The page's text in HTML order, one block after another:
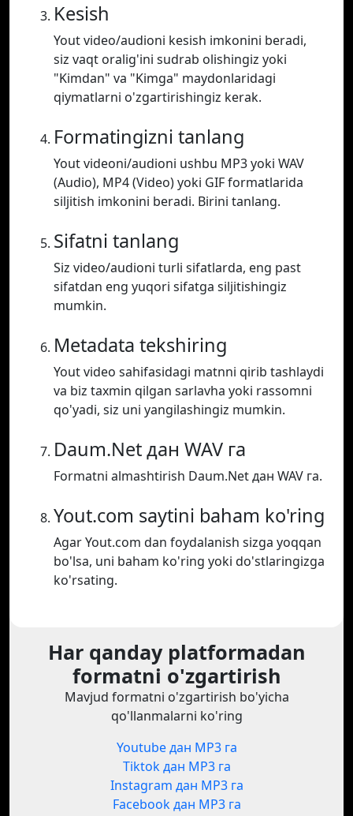
Kesish
Yout video/audioni kesish imkonini beradi,
siz vaqt oralig'ini sudrab olishingiz yoki
"Kimdan" va "Kimga" maydonlaridagi
qiymatlarni o'zgartirishingiz kerak.
Formatingizni tanlang
Yout videoni/audioni ushbu MP3 yoki WAV
(Audio), MP4 (Video) yoki GIF formatlarida
siljitish imkonini beradi. Birini tanlang.
Sifatni tanlang
Siz video/audioni turli sifatlarda, eng past
sifatdan eng yuqori sifatga siljitishingiz
mumkin.
Metadata tekshiring
Yout video sahifasidagi matnni qirib tashlaydi
va biz taxmin qilgan sarlavha yoki rassomni
qo'yadi, siz uni yangilashingiz mumkin.
Daum.Net дан WAV га
Formatni almashtirish Daum.Net дан WAV га.
Yout.com saytini baham ko'ring
Agar Yout.com dan foydalanish sizga yoqqan
bo'lsa, uni baham ko'ring yoki do'stlaringizga
ko'rsating.
Har qanday platformadan
formatni o'zgartirish
Mavjud formatni o'zgartirish bo'yicha
qo'llanmalarni ko'ring
Youtube дан MP3 га
Tiktok дан MP3 га
Instagram дан MP3 га
Facebook дан MP3 га